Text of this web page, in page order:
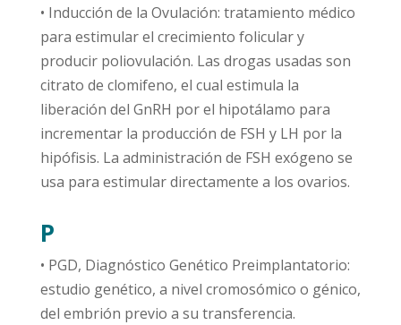
• Inducción de la Ovulación: tratamiento médico
para estimular el crecimiento folicular y
producir poliovulación. Las drogas usadas son
citrato de clomifeno, el cual estimula la
liberación del GnRH por el hipotálamo para
incrementar la producción de FSH y LH por la
hipófisis. La administración de FSH exógeno se
usa para estimular directamente a los ovarios.
P
• PGD, Diagnóstico Genético Preimplantatorio:
estudio genético, a nivel cromosómico o génico,
del embrión previo a su transferencia.